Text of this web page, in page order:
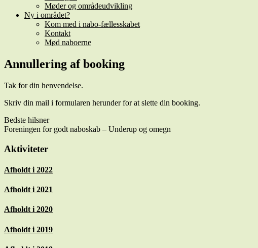
Møder og områdeudvikling
Ny i området?
Kom med i nabo-fællesskabet
Kontakt
Mød naboerne
Annullering af booking
Tak for din henvendelse.
Skriv din mail i formularen herunder for at slette din booking.
Bedste hilsner
Foreningen for godt naboskab – Underup og omegn
Primary
Sidebar
Aktiviteter
Afholdt i 2022
Afholdt i 2021
Afholdt i 2020
Afholdt i 2019